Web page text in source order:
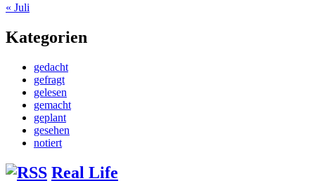
« Juli
Kategorien
gedacht
gefragt
gelesen
gemacht
geplant
gesehen
notiert
Real Life